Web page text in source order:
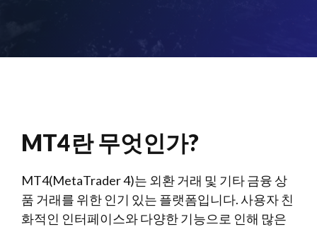
MT4란 무엇인가?
MT4(MetaTrader 4)는 외환 거래 및 기타 금융 상
품 거래를 위한 인기 있는 플랫폼입니다. 사용자 친
화적인 인터페이스와 다양한 기능으로 인해 많은